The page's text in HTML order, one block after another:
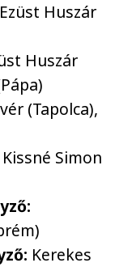
Huszár
Huszár
(Tapolca),
Kissné Simon
Kerekes